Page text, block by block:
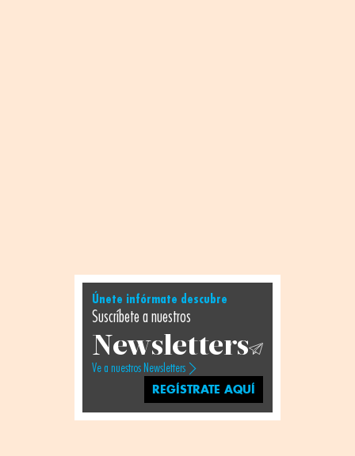
Únete infórmate descubre
Suscríbete a nuestros
Newsletters
Ve a nuestros Newsletters
REGÍSTRATE AQUÍ